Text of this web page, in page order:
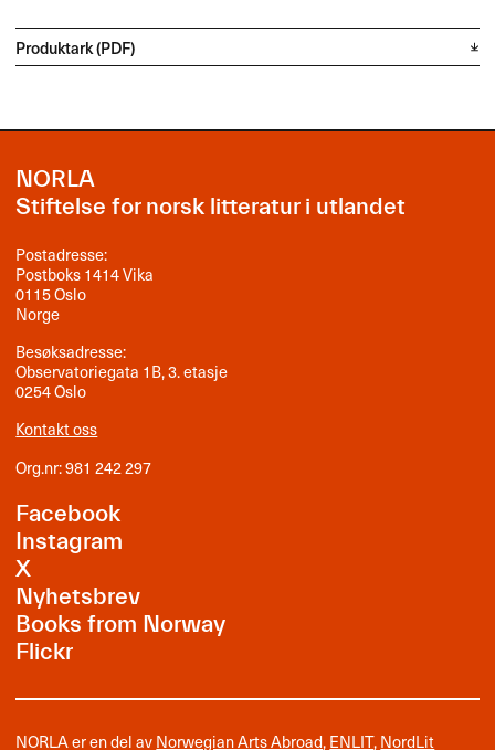
Produktark (PDF)
NORLA
Stiftelse for norsk litteratur i utlandet
Postadresse:
Postboks 1414 Vika
0115 Oslo
Norge
Besøksadresse:
Observatoriegata 1B, 3. etasje
0254 Oslo
Kontakt oss
Org.nr: 981 242 297
Facebook
Instagram
X
Nyhetsbrev
Books from Norway
Flickr
NORLA er en del avNorwegian Arts Abroad,ENLIT,NordLit